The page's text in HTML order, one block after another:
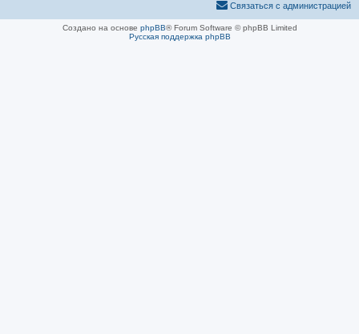
Связаться с администрацией
Создано на основе phpBB® Forum Software © phpBB Limited
Русская поддержка phpBB